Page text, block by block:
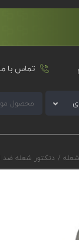
تماس با ما
/ دتکتور شعله ضد